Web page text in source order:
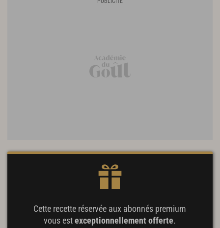
Cette recette réservée aux abonnés premium
vous estexceptionnellement offerte.